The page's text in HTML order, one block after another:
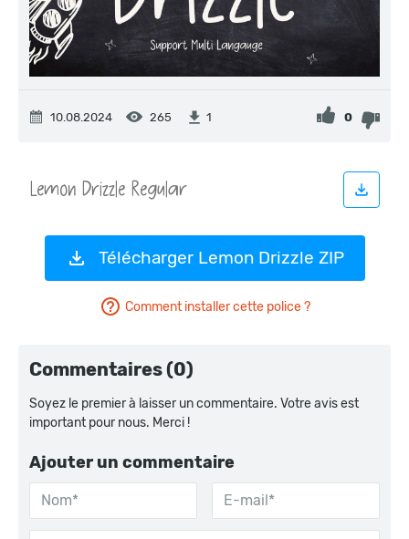
10.08.2024 265 1 0
Télécharger Lemon Drizzle ZIP
Comment installer cette police ?
Commentaires (0)
Soyez le premier à laisser un commentaire. Votre avis est
important pour nous. Merci !
Ajouter un commentaire